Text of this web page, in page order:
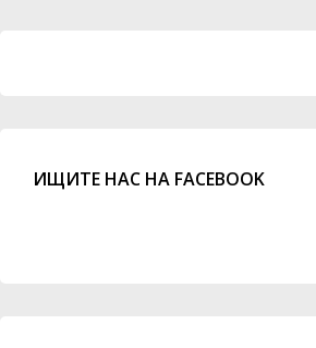
ИЩИТЕ НАС НА FACEBOOK